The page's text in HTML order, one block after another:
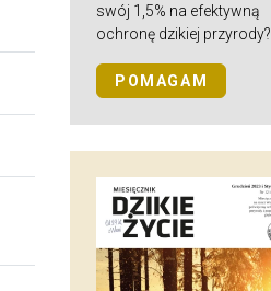
swój 1,5% na efektywną
ochronę dzikiej przyrody?
POMAGAM